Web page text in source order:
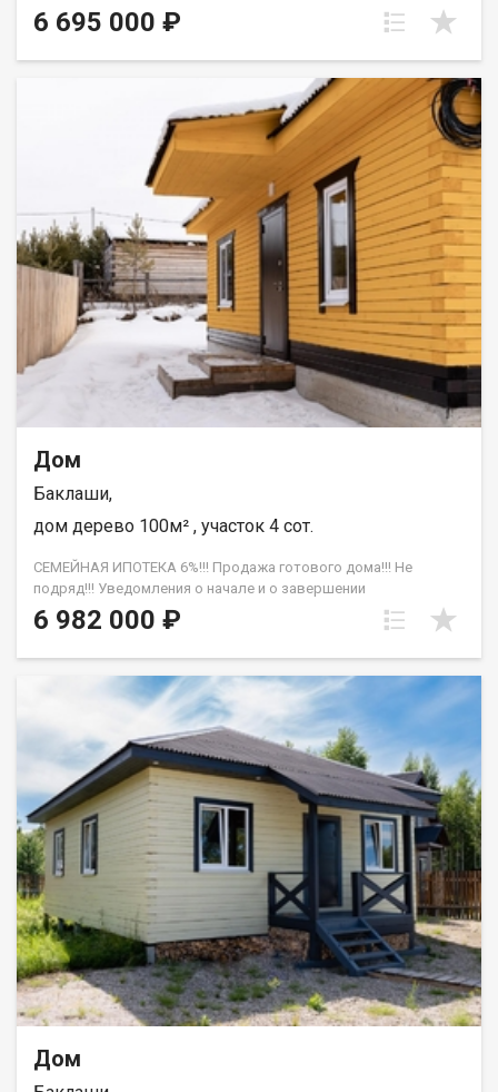
раздельные спальни, кухня-гостиная, помещение свободного
назначения, техническое помещение, санузел, гараж.
оборудование, на 2-м этаже установлены радиаторы.
Центральное холодное водоснабжение. Канализация - септик.
Санфаянс, водонагреватель. Натяжные потолки. Напольное
покрытие - керамогранит. Утеплённый фундамент. Земельный
участок: Ровный и солнечный участок, площадь - 6 соток.
Отличное местоположение. Отличные соседи. Категория
земель земли населённых пунктов. Вид разрешенного
использования ИЖС. Развитая инфраструктура, есть школа,
садик, автобусы ездят по расписанию. с.Баклаши граничит с
г.Шелехов, имеет 3 выезда в г.Иркутск. Через Шелехов, через
с.Смоленщина и через объездную дорогу на Ново-Ленино.
Прочее: Помощь в оформлении ипотеки, помощь с отказными
заявками, полное юридическое сопровождение, работа с
семейным сертификатом, материнским семейным капиталом
и другими формами расчёта, гарантия безопасности.
Помогаем с первоначальным взносом! АН Гарант , на рынке
недвижимости с 2005 года. С нами ипотека выгоднее!
6 695 000 ₽
Дом
Баклаши,
дом дерево 100м² , участок 4 сот.
СЕМЕЙНАЯ ИПОТЕКА 6%!!! Продажа готового дома!!! Не
подряд!!! Уведомления о начале и о завершении
строительства! Продажа или обмен на вашу квартиру с
доплатой (trade-in). Полностью благоустроенный дом,
раздельные спальни, кухня-гостиная с панорамным окном и
выходом на террасу, санузел. Монолитная плита, проведён
тёплый водяной пол. Бойлерное оборудование. Центральное
холодное водоснабжение. Канализация - септик. Санфаянс,
водонагреватель. Натяжные потолки. Утеплённый фундамент,
эстетичные карнизы. Земельный участок: Ровный и
солнечный. Отличное местоположение, рядом с лесом, в паре
минут от федеральной трассы. Отличные соседи. Прочее:
Документы готовы к продаже, собственник один, подходит
любая форма расчёта. Помощь в оформлении ипотеки,
помощь с отказными заявками, полное юридическое
сопровождение, работа с семейным сертификатом,
материнским семейным капиталом и другими формами
расчёта, гарантия безопасности. Работаем со всеми банками,
являемся партнёрами Сбербанка, мебельных и транспортных
компаний, сократим ваши расходы при переезде! АН Гарант ,
на рынке недвижимости с 2005 года. С нами ипотека выгоднее!
6 982 000 ₽
Дом